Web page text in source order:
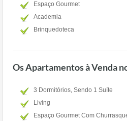
Espaço Gourmet
Academia
Brinquedoteca
Os Apartamentos à Venda
3 Dormitórios, Sendo 1 Suíte
Living
Espaço Gourmet Com